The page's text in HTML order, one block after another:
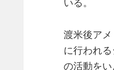
渡米後ア
に行われ
の活動をい